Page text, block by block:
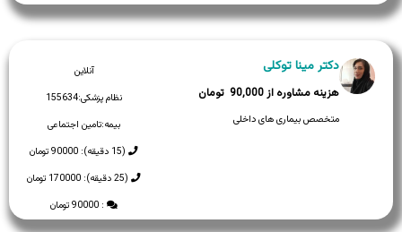
آنلاین
نظام پزشکی:155634
بیمه:تامین اجتماعی
(15 دقیقه): 90000 تومان
(25 دقیقه): 170000 تومان
: 90000 تومان
دکتر مینا توکلی
90,000
متخصص بیماری های داخلی